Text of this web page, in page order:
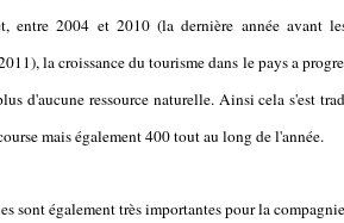
entre 2004 et 2010 (la dernière année avant
la croissance du tourisme dans le pays a
d'aucune ressource naturelle. Ainsi cela s'est
mais également 400 tout au long de l'année.
sont également très importantes pour la